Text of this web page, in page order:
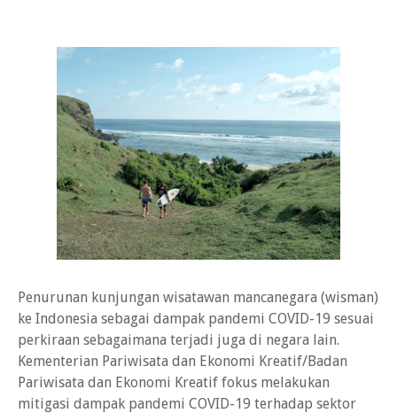
Penurunan kunjungan wisatawan mancanegara (wisman)
ke Indonesia sebagai dampak pandemi COVID-19 sesuai
perkiraan sebagaimana terjadi juga di negara lain.
Kementerian Pariwisata dan Ekonomi Kreatif/Badan
Pariwisata dan Ekonomi Kreatif fokus melakukan
mitigasi dampak pandemi COVID-19 terhadap sektor